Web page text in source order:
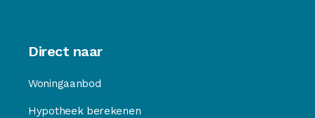
Direct naar
Woningaanbod
Hypotheek berekenen